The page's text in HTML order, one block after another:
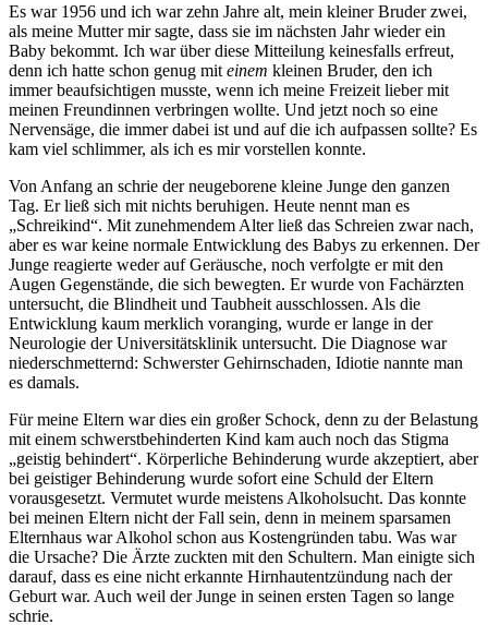
Es war 1956 und ich war zehn Jahre alt, mein kleiner Bruder zwei,
als meine Mutter mir sagte, dass sie im nächsten Jahr wieder ein
Baby bekommt. Ich war über diese Mitteilung keinesfalls erfreut,
denn ich hatte schon genug mit einem kleinen Bruder, den ich
immer beaufsichtigen musste, wenn ich meine Freizeit lieber mit
meinen Freundinnen verbringen wollte. Und jetzt noch so eine
Nervensäge, die immer dabei ist und auf die ich aufpassen sollte? Es
kam viel schlimmer, als ich es mir vorstellen konnte.
Von Anfang an schrie der neugeborene kleine Junge den ganzen
Tag. Er ließ sich mit nichts beruhigen. Heute nennt man es
Schreikind . Mit zunehmendem Alter ließ das Schreien zwar nach,
aber es war keine normale Entwicklung des Babys zu erkennen. Der
Junge reagierte weder auf Geräusche, noch verfolgte er mit den
Augen Gegenstände, die sich bewegten. Er wurde von Fachärzten
untersucht, die Blindheit und Taubheit ausschlossen. Als die
Entwicklung kaum merklich voranging, wurde er lange in der
Neurologie der Universitätsklinik untersucht. Die Diagnose war
niederschmetternd: Schwerster Gehirnschaden, Idiotie nannte man
es damals.
Für meine Eltern war dies ein großer Schock, denn zu der Belastung
mit einem schwerstbehinderten Kind kam auch noch das Stigma
geistig behindert . Körperliche Behinderung wurde akzeptiert, aber
bei geistiger Behinderung wurde sofort eine Schuld der Eltern
vorausgesetzt. Vermutet wurde meistens Alkoholsucht. Das konnte
bei meinen Eltern nicht der Fall sein, denn in meinem sparsamen
Elternhaus war Alkohol schon aus Kostengründen tabu. Was war
die Ursache? Die Ärzte zuckten mit den Schultern. Man einigte sich
darauf, dass es eine nicht erkannte Hirnhautentzündung nach der
Geburt war. Auch weil der Junge in seinen ersten Tagen so lange
schrie.